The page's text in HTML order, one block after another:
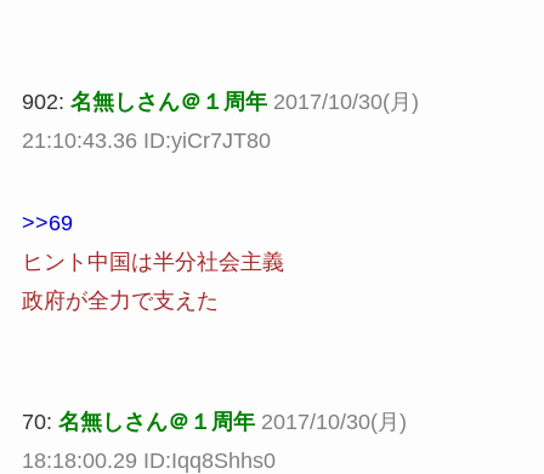
902: 名無しさん＠１周年 2017/10/30(月)
21:10:43.36 ID:yiCr7JT80
>>69
ヒント中国は半分社会主義
政府が全力で支えた
70: 名無しさん＠１周年 2017/10/30(月)
18:18:00.29 ID:Iqq8Shhs0